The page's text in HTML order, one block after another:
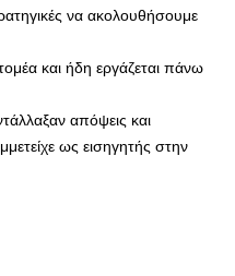
να ακολουθήσουμε
και ήδη εργάζεται πάνω
απόψεις και
ως εισηγητής στην